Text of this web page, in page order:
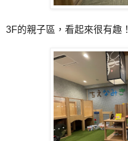
3F的親子區，看起來很有趣！